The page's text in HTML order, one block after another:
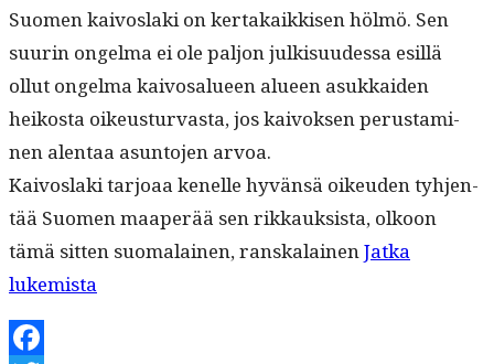
Suomen kaivosla­ki on ker­takaikkisen hölmö. Sen
suurin ongel­ma ei ole paljon julk­isu­udessa esil­lä
ollut ongel­ma kaivos­alueen alueen asukkaiden
heikos­ta oikeustur­vas­ta, jos kai­vok­sen perus­t­a­mi­
nen alen­taa asun­to­jen arvoa.
Kaivosla­ki tar­joaa kenelle hyvän­sä oikeu­den tyh­jen­
tää Suomen maaperää sen rikkauk­sista, olkoon
tämä sit­ten suo­ma­lainen, ran­skalainen Jat­ka
lukemista